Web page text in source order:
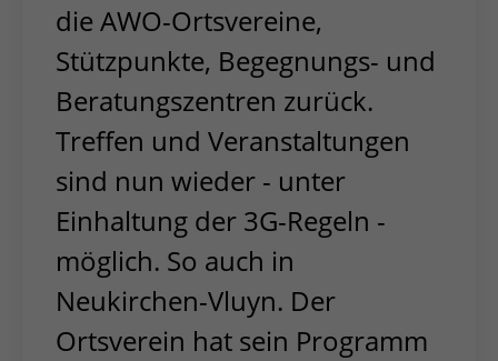
die AWO-Ortsvereine,
Stützpunkte, Begegnungs- und
Beratungszentren zurück.
Treffen und Veranstaltungen
sind nun wieder - unter
Einhaltung der 3G-Regeln -
möglich. So auch in
Neukirchen-Vluyn. Der
Ortsverein hat sein Programm